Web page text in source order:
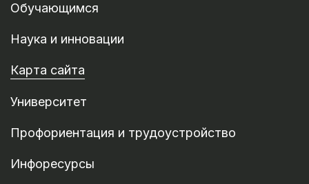
Обучающимся
Наука и инновации
Карта сайта
Университет
Профориентация и трудоустройство
Инфоресурсы